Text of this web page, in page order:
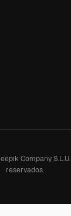
Company S.L.U.
reservados.